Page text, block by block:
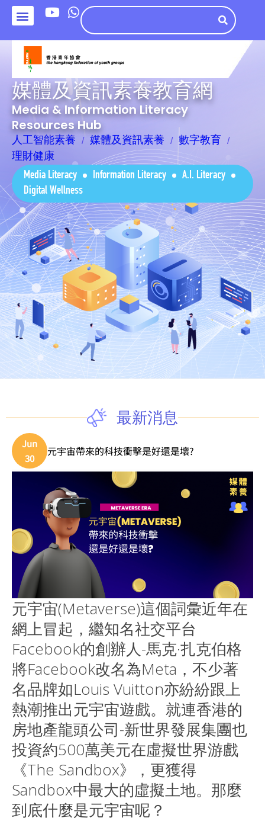
媒體及資訊素養教育網
Media & Information Literacy
Resources Hub
人工智能素養 媒體及資訊素養
數字教育
理財健康
Media Literacy Information Literacy
A.I. Literacy
Digital Wellness
最新消息
Jun
30
元宇宙帶來的科技衝擊是好還是壞?
元宇宙(Metaverse)這個詞彙近年在
網上冒起，繼知名社交平台
Facebook的創辦人-馬克·扎克伯格
將Facebook改名為Meta，不少著
名品牌如Louis Vuitton亦紛紛跟上
熱潮推出元宇宙遊戲。就連香港的
房地產龍頭公司-新世界發展集團也
投資約500萬美元在虛擬世界游戲
《The Sandbox》，更獲得
Sandbox中最大的虛擬土地。那麼
到底什麼是元宇宙呢？